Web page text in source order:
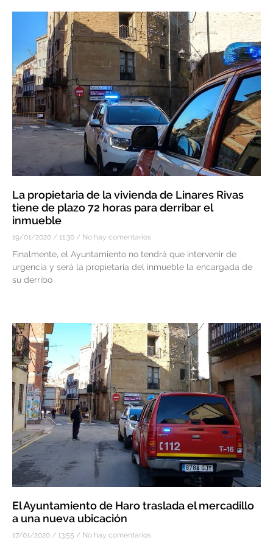
La propietaria de la vivienda de Linares Rivas
tiene de plazo 72 horas para derribar el
inmueble
19/01/2020 11:30 No hay comentarios
Finalmente, el Ayuntamiento no tendrá que intervenir de
urgencia y será la propietaria del inmueble la encargada de
su derribo
El Ayuntamiento de Haro traslada el mercadillo
a una nueva ubicación
17/01/2020 13:55 No hay comentarios